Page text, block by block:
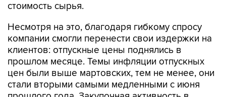
Несмотря на это, благодаря гибкому спросу
клиентов: отпускные цены поднялись в
прошлом месяце. Темы инфляции отпускных
цен были выше мартовских, тем не менее, они
стали вторыми самыми медленными с июня
прошлого года. Закупочная активность в
секторе выросла: компании старались